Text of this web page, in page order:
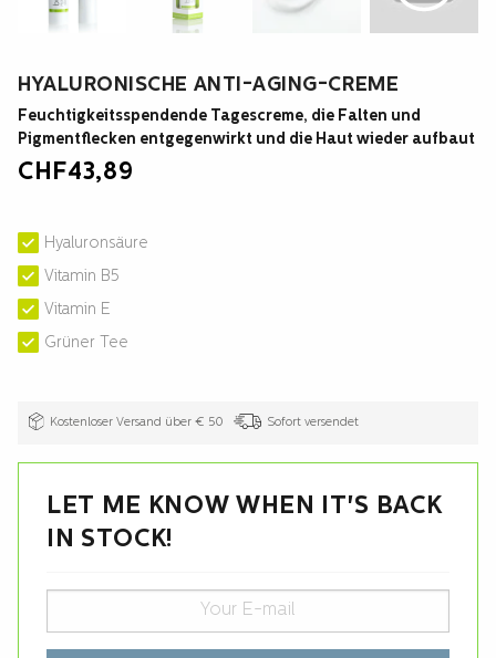
HYALURONISCHE ANTI-AGING-CREME
Feuchtigkeitsspendende Tagescreme, die Falten und
Pigmentflecken entgegenwirkt und die Haut wieder aufbaut
CHF43,89
Hyaluronsäure
Vitamin B5
Vitamin E
Grüner Tee
Kostenloser Versand über € 50 Sofort versendet
LET ME KNOW WHEN IT'S BACK
IN STOCK!